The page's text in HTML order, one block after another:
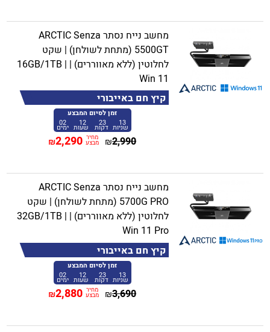
מחשב נייח נסתר ARCTIC Senza
5500GT (מתחת לשולחן) | שקט
לחלוטין (ללא מאווררים) | 16GB/1TB |
Win 11
קיץ חם באייבורי
זמן לסיום המבצע
13
שניות 23
דקות 12
שעות 02
ימים
2,990
₪ מחיר
מבצע 2,290
₪
מחשב נייח נסתר ARCTIC Senza
5700G PRO (מתחת לשולחן) | שקט
לחלוטין (ללא מאווררים) | 32GB/1TB |
Win 11 Pro
קיץ חם באייבורי
זמן לסיום המבצע
13
שניות 23
דקות 12
שעות 02
ימים
3,690
₪ מחיר
מבצע 2,880
₪